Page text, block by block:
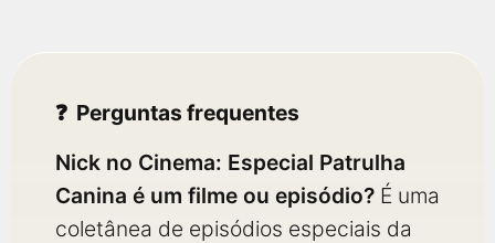
Perguntas frequentes
Nick no Cinema: Especial Patrulha
Canina é um filme ou episódio? É uma
coletânea de episódios especiais da